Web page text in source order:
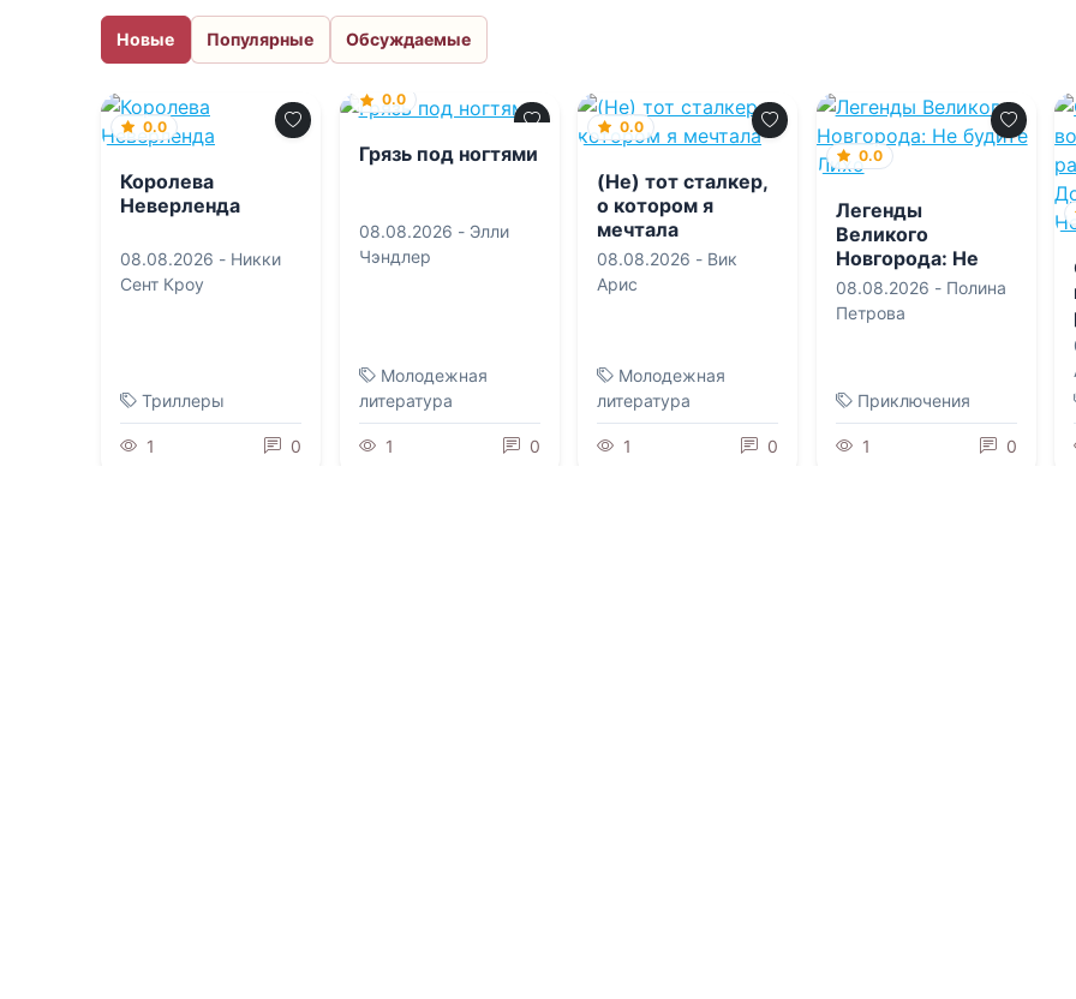
Новые Популярные Обсуждаемые
0.0
Королева
Неверленда
08.08.2026 - Никки
Сент Кроу
Триллеры
1 0
0.0
Грязь под ногтями
08.08.2026 - Элли
Чэндлер
Молодежная
литература
1 0
0.0
(Не) тот сталкер,
о котором я
мечтала
08.08.2026 - Вик
Арис
Молодежная
литература
1 0
0.0
Легенды
Великого
Новгорода: Не
будите Лихо
08.08.2026 - Полина
Петрова
Приключения
1 0